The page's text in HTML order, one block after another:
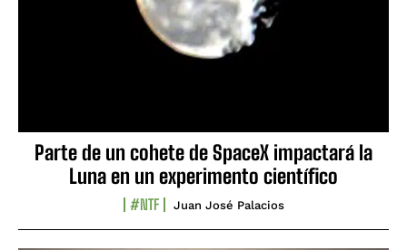
Parte de un cohete de SpaceX impactará la
Luna en un experimento científico
#NTF Juan José Palacios